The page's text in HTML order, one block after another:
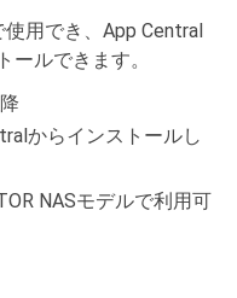
用でき、App Central
ールできます。
からインストールし
NASモデルで利用可